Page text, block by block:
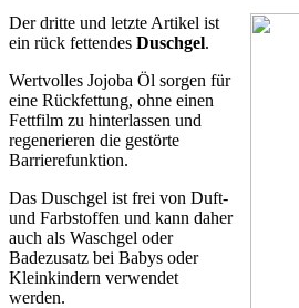
Der dritte und letzte Artikel ist
ein rück fettendes Duschgel.
Wertvolles Jojoba Öl sorgen für
eine Rückfettung, ohne einen
Fettfilm zu hinterlassen und
regenerieren die gestörte
Barrierefunktion.
Das Duschgel ist frei von Duft-
und Farbstoffen und kann daher
auch als Waschgel oder
Badezusatz bei Babys oder
Kleinkindern verwendet
werden.